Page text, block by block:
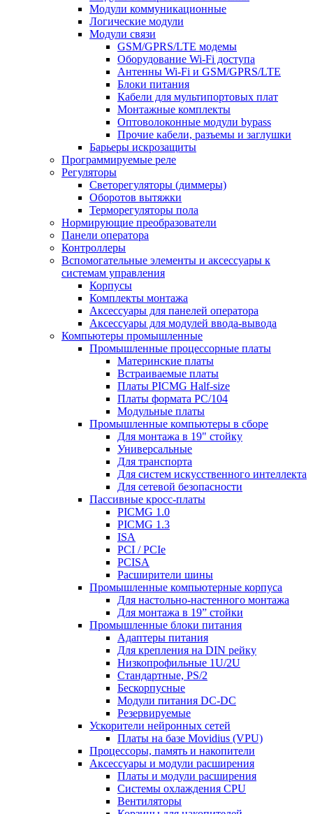
Модули коммуникационные
Логические модули
Модули связи
GSM/GPRS/LTE модемы
Оборудование Wi-Fi доступа
Антенны Wi-Fi и GSM/GPRS/LTE
Блоки питания
Кабели для мультипортовых плат
Монтажные комплекты
Оптоволоконные модули bypass
Прочие кабели, разъемы и заглушки
Барьеры искрозащиты
Программируемые реле
Регуляторы
Светорегуляторы (диммеры)
Оборотов вытяжки
Терморегуляторы пола
Нормирующие преобразователи
Панели оператора
Контроллеры
Вспомогательные элементы и аксессуары к
системам управления
Корпусы
Комплекты монтажа
Аксессуары для панелей оператора
Аксессуары для модулей ввода-вывода
Компьютеры промышленные
Промышленные процессорные платы
Материнские платы
Встраиваемые платы
Платы PICMG Half-size
Платы формата PC/104
Модульные платы
Промышленные компьютеры в сборе
Для монтажа в 19" стойку
Универсальные
Для транспорта
Для систем искусственного интеллекта
Для сетевой безопасности
Пассивные кросс-платы
PICMG 1.0
PICMG 1.3
ISA
PCI / PCIe
PCISA
Расширители шины
Промышленные компьютерные корпуса
Для настольно-настенного монтажа
Для монтажа в 19” стойки
Промышленные блоки питания
Адаптеры питания
Для крепления на DIN рейку
Низкопрофильные 1U/2U
Стандартные, PS/2
Бескорпусные
Модули питания DС-DC
Резервируемые
Ускорители нейронных сетей
Платы на базе Movidius (VPU)
Процессоры, память и накопители
Аксессуары и модули расширения
Платы и модули расширения
Системы охлаждения CPU
Вентиляторы